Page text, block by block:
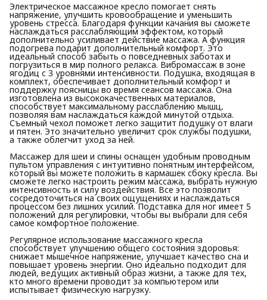
Электрическое массажное кресло помогает снять
напряжение, улучшить кровообращение и уменьшить
уровень стресса. Благодаря функции качания вы сможете
наслаждаться расслабляющим эффектом, который
дополнительно усиливает действие массажа. А функция
подогрева подарит дополнительный комфорт. Это
идеальный способ забыть о повседневных заботах и
погрузиться в мир полного релакса. Вибромассаж в зоне
ягодиц с 3 уровнями интенсивности. Подушка, входящая в
комплект, обеспечивает дополнительный комфорт и
поддержку поясницы во время сеансов массажа. Она
изготовлена из высококачественных материалов,
способствует максимальному расслаблению мышц,
позволяя вам наслаждаться каждой минутой отдыха.
Съемный чехол поможет легко защитит подушку от влаги
и пятен. Это значительно увеличит срок службы подушки,
а также облегчит уход за ней.
Массажер для шеи и спины оснащен удобным проводным
пультом управления с интуитивно понятным интерфейсом,
который вы можете положить в кармашек сбоку кресла. Вы
сможете легко настроить режим массажа, выбрать нужную
интенсивность и силу воздействия. Все это позволит
сосредоточиться на своих ощущениях и наслаждаться
процессом без лишних усилий. Подставка для ног имеет 5
положений для регулировки, чтобы вы выбрали для себя
самое комфортное положение.
Регулярное использование массажного кресла
способствует улучшению общего состояния здоровья:
снижает мышечное напряжение, улучшает качество сна и
повышает уровень энергии. Оно идеально подходит для
людей, ведущих активный образ жизни, а также для тех,
кто много времени проводит за компьютером или
испытывает физическую нагрузку.